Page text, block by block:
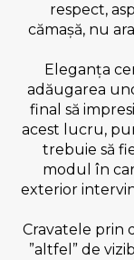
respect,
cămașă, nu
Eleganța
adăugarea
final să
acest lucru,
trebuie să
modul în
exterior
Cravatele prin
”altfel” de